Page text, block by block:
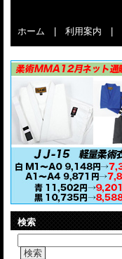
ホーム 利用案内
検索
検索